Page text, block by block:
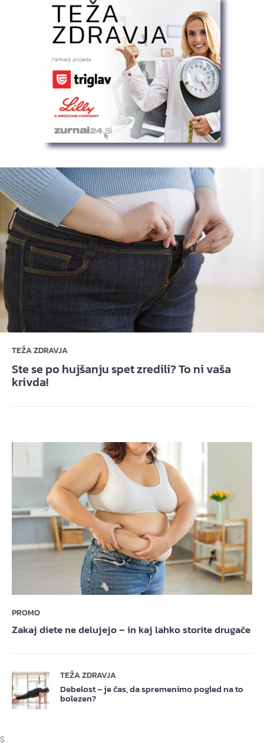
TEŽA ZDRAVJA
Ste se po hujšanju spet zredili? To ni vaša
krivda!
PROMO
Zakaj diete ne delujejo – in kaj lahko storite drugače
TEŽA ZDRAVJA
Debelost – je čas, da spremenimo pogled na to
bolezen?
$